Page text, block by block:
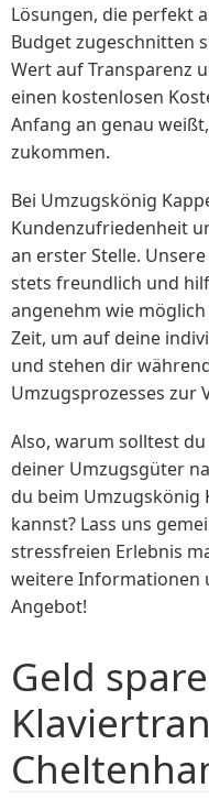
Lösungen, die perfekt
Budget zugeschnitten
Wert auf Transparenz
einen kostenlosen
Anfang an genau
zukommen.
Bei Umzugskönig
Kundenzufriedenheit
an erster Stelle.
stets freundlich und
angenehm wie
Zeit, um auf deine
und stehen dir
Umzugsprozesses zur
Also, warum solltest
deiner Umzugsgüter
du beim Umzugskönig
kannst? Lass uns
stressfreien Erlebnis
weitere Informationen
Angebot!
Geld